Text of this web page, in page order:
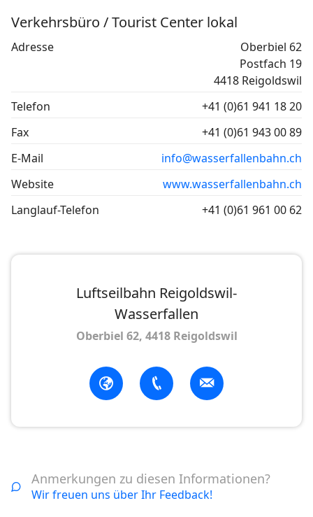
Verkehrsbüro / Tourist Center lokal
Adresse
Oberbiel 62
Postfach 19
4418 Reigoldswil
Telefon
+41 (0)61 941 18 20
Fax
+41 (0)61 943 00 89
E-Mail
info@wasserfallenbahn.ch
Website
www.wasserfallenbahn.ch
Langlauf-Telefon
+41 (0)61 961 00 62
Luftseilbahn Reigoldswil-
Wasserfallen
Oberbiel 62, 4418 Reigoldswil
Anmerkungen zu diesen Informationen?
Wir freuen uns über Ihr Feedback!